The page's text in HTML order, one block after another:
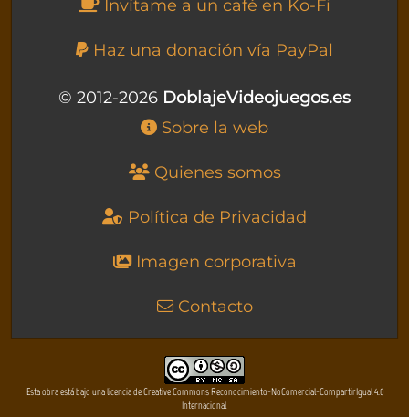
Invítame a un café en Ko-Fi
Haz una donación vía PayPal
© 2012-2026 DoblajeVideojuegos.es
Sobre la web
Quienes somos
Política de Privacidad
Imagen corporativa
Contacto
Esta obra está bajo una licencia de Creative Commons Reconocimiento-NoComercial-CompartirIgual 4.0
Internacional